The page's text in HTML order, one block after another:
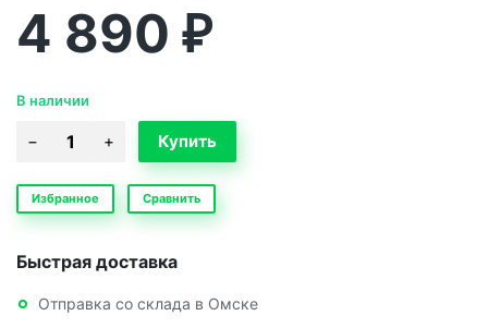
4 890 ₽
В наличии
Избранное Сравнить
Быстрая доставка
Отправка со склада в Омске